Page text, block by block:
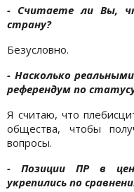
- Считаете ли Вы,
страну?
Безусловно.
- Насколько
референдум по
Я считаю, что
общества, чтобы
вопросы.
- Позиции ПР в
укрепились по